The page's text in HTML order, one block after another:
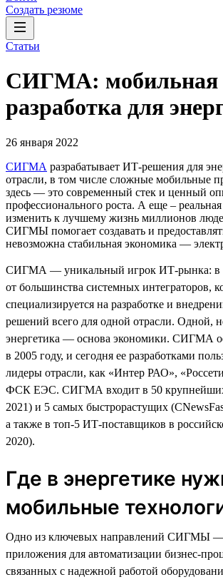
Создать резюме
Статьи
СИГМА: мобильная
разработка для
26 января 2022
СИГМА разрабатывает ИТ-решения для
отрасли, в том числе сложные мобильные
здесь — это современный стек и ценный
профессионального роста. А еще –
изменить к лучшему жизнь миллионов
СИГМЫ помогает создавать и
невозможна стабильная экономика —
СИГМА — уникальный игрок ИТ-рынка: в
от большинства системных интеграторов,
специализируется на разработке и
решений всего для одной отрасли. Одной,
энергетика — основа экономики. СИГМА
в 2005 году, и сегодня ее разработками
лидеры отрасли, как «Интер РАО»,
ФСК ЕЭС. СИГМА входит в 50
2021) и 5 самых быстрорастущих
а также в топ-5 ИТ-поставщиков в
2020).
Где в энергетике
мобильные
Одно из ключевых направлений СИГМЫ
приложения для автоматизации бизнес-
связанных с надежной работой